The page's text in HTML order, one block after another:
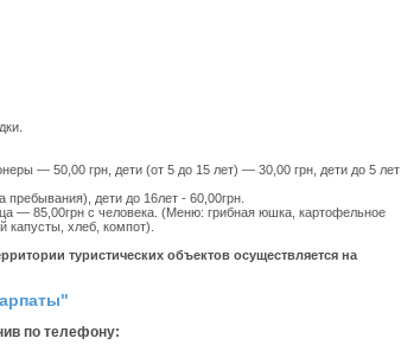
— 50,00 грн, дети (от 5 до 15 лет) — 30,00 грн, дети до 5 лет
дети до 16лет - 60,00грн.
— 85,00грн с человека. (Меню: грибная юшка, картофельное
хлеб, компот).
туристических объектов осуществляется на
по телефону: